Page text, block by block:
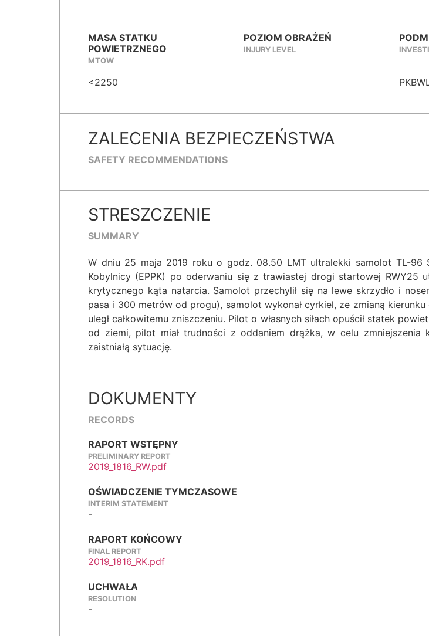
MASA STATKU
POWIETRZNEGO
MTOW
<2250
POZIOM OBRAŻEŃ
INJURY LEVEL
ZALECENIA BEZPIECZEŃSTWA
SAFETY RECOMMENDATIONS
STRESZCZENIE
SUMMARY
W dniu 25 maja 2019 roku o godz. 08.50 LMT ultralekki samolot TL-96
Kobylnicy (EPPK) po oderwaniu się z trawiastej drogi startowej RWY25
krytycznego kąta natarcia. Samolot przechylił się na lewe skrzydło i
pasa i 300 metrów od progu), samolot wykonał cyrkiel, ze zmianą
uległ całkowitemu zniszczeniu. Pilot o własnych siłach opuścił statek
od ziemi, pilot miał trudności z oddaniem drążka, w celu zmniejszenia
zaistniałą sytuację.
DOKUMENTY
RECORDS
RAPORT WSTĘPNY
PRELIMINARY REPORT
2019_1816_RW.pdf
OŚWIADCZENIE TYMCZASOWE
INTERIM STATEMENT
-
RAPORT KOŃCOWY
FINAL REPORT
2019_1816_RK.pdf
UCHWAŁA
RESOLUTION
-